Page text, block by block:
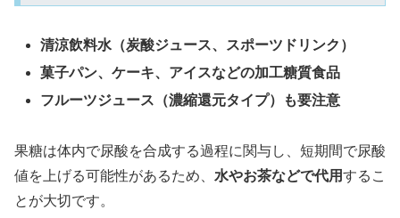
清涼飲料水（炭酸ジュース、スポーツドリンク）
菓子パン、ケーキ、アイスなどの加工糖質食品
フルーツジュース（濃縮還元タイプ）も要注意
果糖は体内で尿酸を合成する過程に関与し、短期間で尿酸
値を上げる可能性があるため、 水やお茶などで代用するこ
とが大切です。